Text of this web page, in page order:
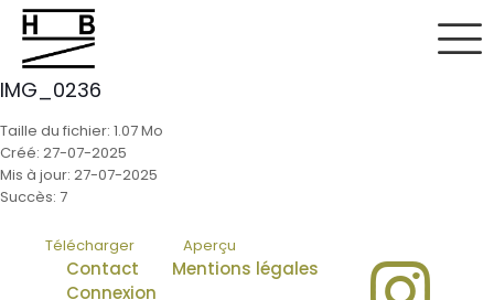
IMG_0236
Taille du fichier: 1.07 Mo
Créé: 27-07-2025
Mis à jour: 27-07-2025
Succès: 7
Télécharger Aperçu
Contact
Mentions légales
Connexion